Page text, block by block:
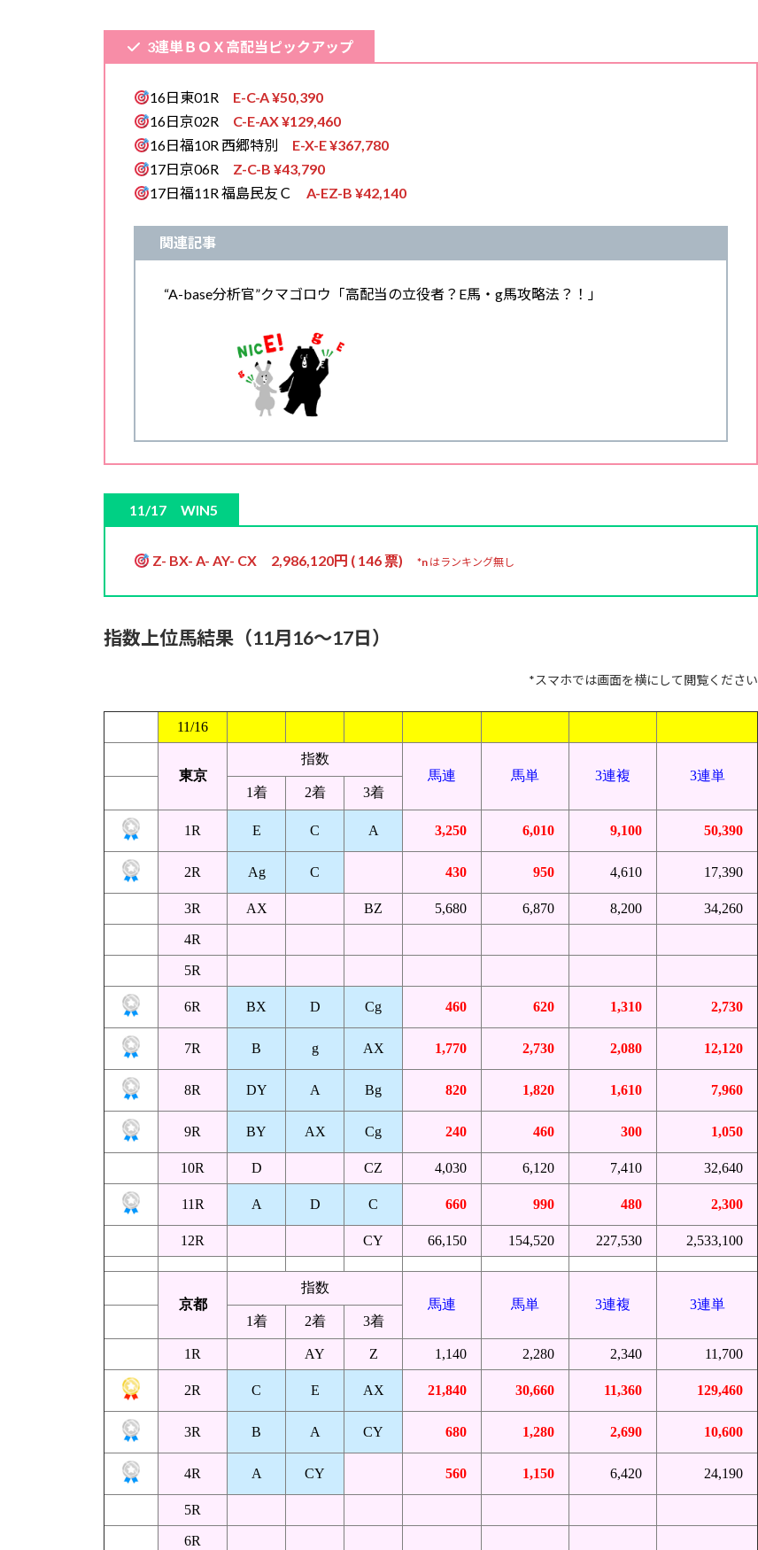
3連単ＢＯＸ高配当ピックアップ
16日東01R E-C-A¥50,390
16日京02R C-E-AX¥129,460
16日福10R 西郷特別 E-X-E¥367,780
17日京06R Z-C-B¥43,790
17日福11R 福島民友ＣA-EZ-B¥42,140
関連記事
“A-base分析官”クマゴロウ「高配当の立役者？E馬・g馬攻略法？！」
11/17 WIN5
Z- BX- A- AY- CX 2,986,120円 ( 146 票) *n はランキング無し
指数上位馬結果（11月16～17日）
*スマホでは画面を横にして閲覧ください
11/16
東京
指数
馬連
馬単 3連複
3連単
1着
2着 3着
1R E C A 3,250 6,010 9,100 50,390
2R Ag C 430 950 4,610 17,390
3R AX BZ 5,680 6,870 8,200 34,260
4R
5R
6R BX D Cg 460 620 1,310 2,730
7R B g AX 1,770 2,730 2,080 12,120
8R DY A Bg 820 1,820 1,610 7,960
9R BY AX Cg 240 460 300 1,050
10R D CZ 4,030 6,120 7,410 32,640
11R A D C 660 990 480 2,300
12R CY 66,150 154,520 227,530 2,533,100
京都
指数
馬連
馬単 3連複
3連単
1着
2着 3着
1R AY Z 1,140 2,280 2,340 11,700
2R C E AX 21,840 30,660 11,360 129,460
3R B A CY 680 1,280 2,690 10,600
4R A CY 560 1,150 6,420 24,190
5R
6R